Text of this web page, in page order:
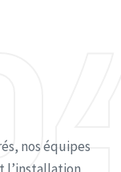
nos équipes
l’installation